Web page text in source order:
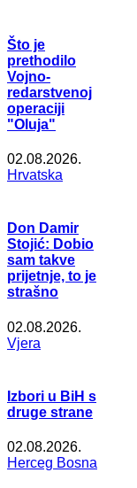
Što je
prethodilo
Vojno-
redarstvenoj
operaciji
"Oluja"
02.08.2026.
Hrvatska
Don Damir
Stojić: Dobio
sam takve
prijetnje, to je
strašno
02.08.2026.
Vjera
Izbori u BiH s
druge strane
02.08.2026.
Herceg Bosna